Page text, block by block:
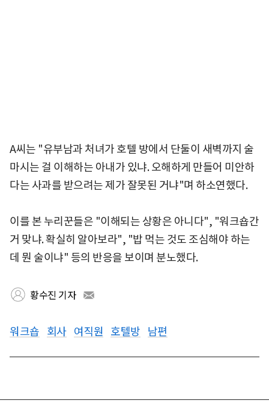
A씨는 "유부남과 처녀가 호텔 방에서 단둘이 새벽까지 술
마시는 걸 이해하는 아내가 있냐. 오해하게 만들어 미안하
다는 사과를 받으려는 제가 잘못된 거냐"며 하소연했다.
이를 본 누리꾼들은 "이해되는 상황은 아니다", "워크숍간
거 맞냐. 확실히 알아보라", "밥 먹는 것도 조심해야 하는
데 뭔 술이냐" 등의 반응을 보이며 분노했다.
황수진 기자
워크숍 회사 여직원 호텔방 남편